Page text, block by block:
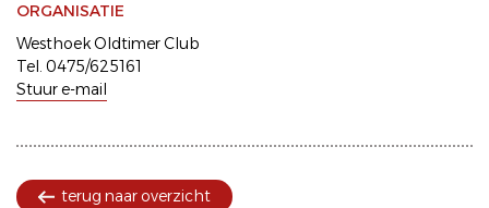
ORGANISATIE
Westhoek Oldtimer Club
Tel. 0475/625161
Stuur e-mail
terug naar overzicht